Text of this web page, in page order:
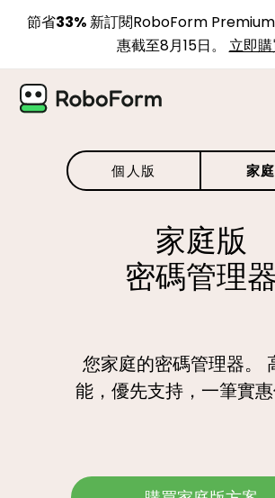
節省33%新訂閱RoboForm
惠截至8月15日。 立即
個人版 家
家庭版
密碼管理器
您家庭的密碼管理器。
能，優先支持，一筆實惠